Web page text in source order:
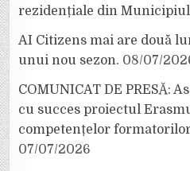
rezidențiale din
AI Citizens mai are două
unui nou sezon. 08/07/
COMUNICAT DE PRESĂ:
cu succes proiectul
competențelor
07/07/2026